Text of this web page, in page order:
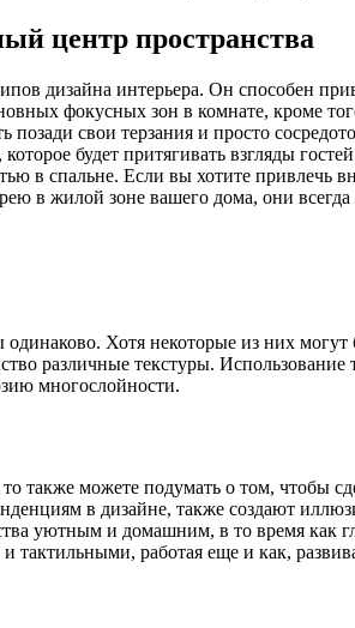
центр пространства
дизайна интерьера. Он способен
фокусных зон в комнате, кроме
свои терзания и просто
будет притягивать взгляды
в спальне. Если вы хотите привлечь
в жилой зоне вашего дома, они
одинаково. Хотя некоторые из них
различные текстуры.
многослойности.
также можете подумать о том, чтобы
в дизайне, также создают
уютным и домашним, в то время как
тактильными, работая еще и как,